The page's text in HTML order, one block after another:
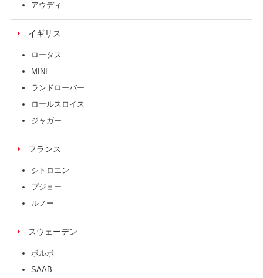
アウディ
イギリス
ロータス
MINI
ランドローバー
ロールスロイス
ジャガー
フランス
シトロエン
プジョー
ルノー
スウェーデン
ボルボ
SAAB